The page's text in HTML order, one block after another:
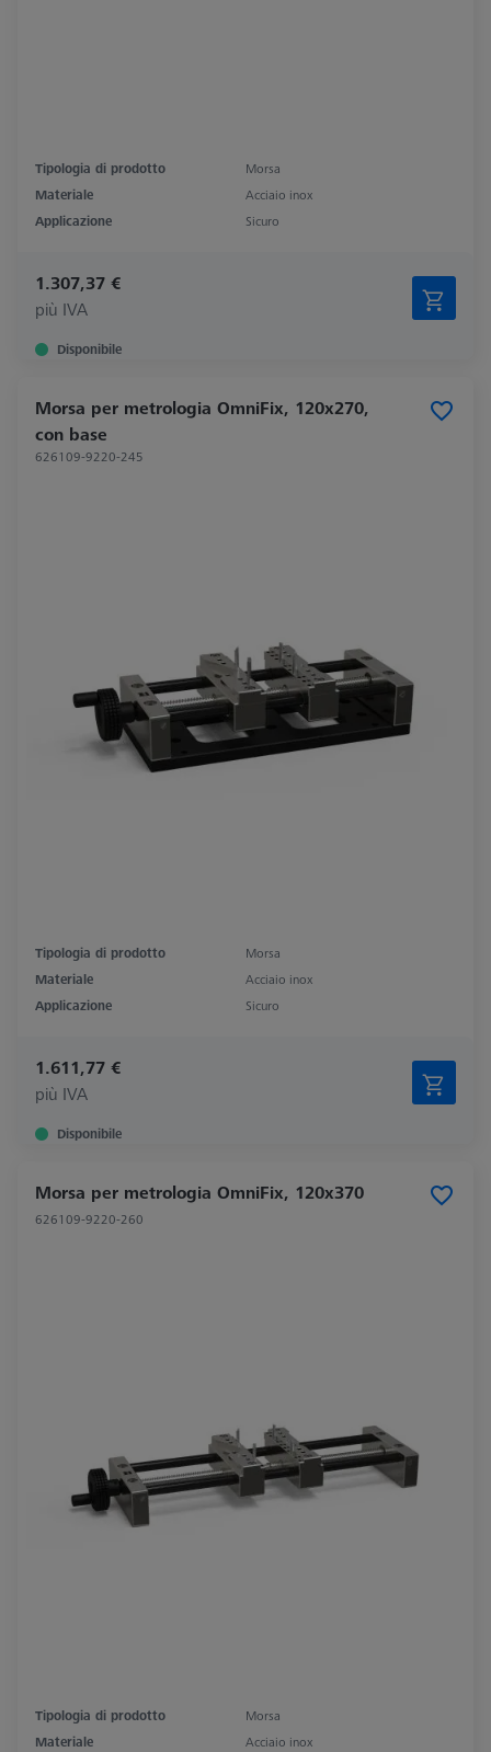
Tipologia di prodotto
Morsa
Materiale
Acciaio inox
Applicazione
Sicuro
1.307,37 €
più IVA
Disponibile
Morsa per metrologia OmniFix, 120x270,
con base
626109-9220-245
Tipologia di prodotto
Morsa
Materiale
Acciaio inox
Applicazione
Sicuro
1.611,77 €
più IVA
Disponibile
Morsa per metrologia OmniFix, 120x370
626109-9220-260
Tipologia di prodotto
Morsa
Materiale
Acciaio inox